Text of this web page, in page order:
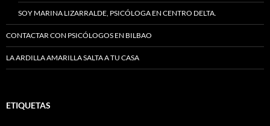
SOY MARINA LIZARRALDE, PSICÓLOGA EN CENTRO DELTA.
CONTACTAR CON PSICÓLOGOS EN BILBAO
LA ARDILLA AMARILLA SALTA A TU CASA
ETIQUETAS